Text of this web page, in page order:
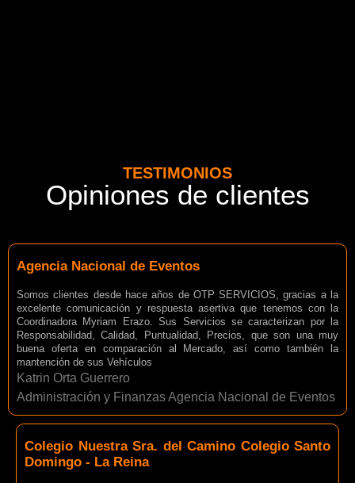
TESTIMONIOS
Opiniones de clientes
Agencia Nacional de Eventos
Somos clientes desde hace años de OTP SERVICIOS, gracias a la
excelente comunicación y respuesta asertiva que tenemos con la
Coordinadora Myriam Erazo. Sus Servicios se caracterizan por la
Responsabilidad, Calidad, Puntualidad, Precios, que son una muy
buena oferta en comparación al Mercado, así como también la
mantención de sus Vehículos
Katrin Orta Guerrero
Administración y Finanzas Agencia Nacional de Eventos
Colegio Nuestra Sra. del Camino Colegio Santo
Domingo - La Reina